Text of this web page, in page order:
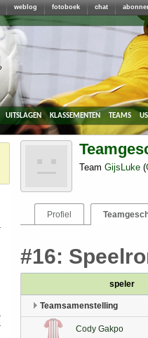
weblog fotoboek chat
uitslagen klassementen teams
Team GijsLuke (
Profiel
#16:
speler
Teamsamenstelling
Cody Gakpo